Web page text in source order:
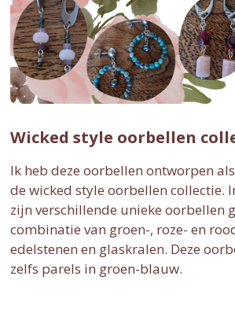
Wicked style oorbellen
Ik heb deze oorbellen ontworpen
de wicked style oorbellen collectie.
zijn verschillende unieke oorbellen
combinatie van groen-, roze- en
edelstenen en glaskralen. Deze
zelfs parels in groen-blauw.